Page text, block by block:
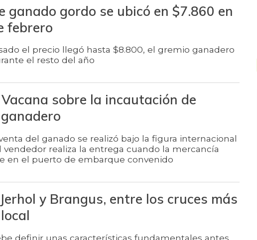
ganado gordo se ubicó en $7.860 en
febrero
el precio llegó hasta $8.800, el gremio ganadero
el resto del año
sobre la incautación de
del ganado se realizó bajo la figura internacional
realiza la entrega cuando la mercancía
en el puerto de embarque convenido
y Brangus, entre los cruces más
definir unas características fundamentales antes